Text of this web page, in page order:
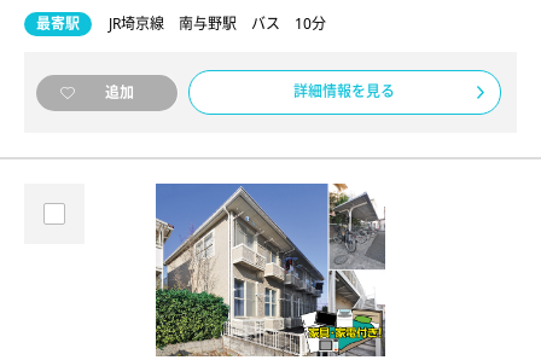
最寄駅 JR埼京線 南与野駅 バス 10分
追加 詳細情報を見る